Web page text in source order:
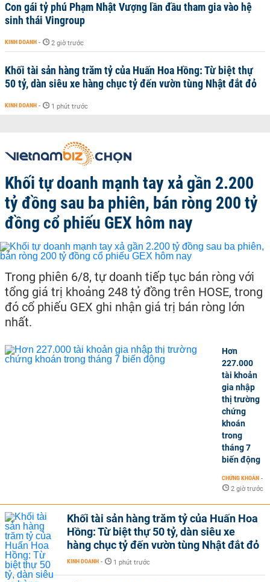
Con gái tỷ phú Phạm Nhật Vượng lần đầu tham gia vào hệ
sinh thái Vingroup
KINH DOANH - 2 giờ trước
Khối tài sản hàng trăm tỷ của Huấn Hoa Hồng: Từ biệt thự
50 tỷ, dàn siêu xe hàng chục tỷ đến vườn tùng Nhật đắt đỏ
KINH DOANH - 1 phút trước
Khối tự doanh mạnh tay xả gần 2.200
tỷ đồng sau ba phiên, bán ròng 200 tỷ
đồng cổ phiếu GEX hôm nay
Trong phiên 6/8, tự doanh tiếp tục bán ròng với
tổng giá trị khoảng 248 tỷ đồng trên HOSE, trong
đó cổ phiếu GEX ghi nhận giá trị bán ròng lớn
nhất.
Hơn
227.000
tài khoản
gia nhập
thị trường
chứng
khoán
trong
tháng 7
biến động
CHỨNG KHOÁN -
2 giờ trước
Khối tài sản hàng trăm tỷ của Huấn Hoa
Hồng: Từ biệt thự 50 tỷ, dàn siêu xe
hàng chục tỷ đến vườn tùng Nhật đắt đỏ
KINH DOANH - 1 phút trước